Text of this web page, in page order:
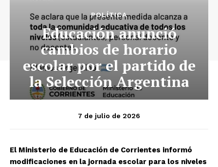
POLÍTICA
Educación anunció
cambios de horario
escolar por el partido de
la Selección Argentina
7 de julio de 2026
El Ministerio de Educación de Corrientes informó
modificaciones en la jornada escolar para los niveles